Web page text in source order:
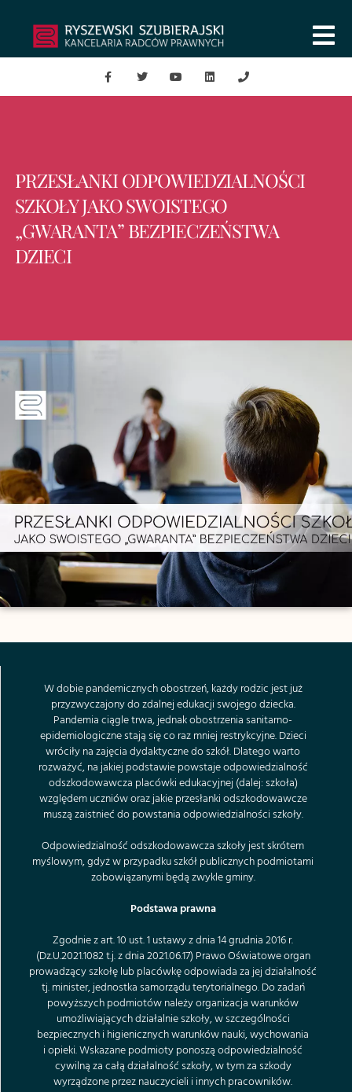
PRZESŁANKI ODPOWIEDZIALNOŚCI
SZKOŁY JAKO SWOISTEGO
„GWARANTA” BEZPIECZEŃSTWA
DZIECI
W dobie pandemicznych obostrzeń, każdy rodzic jest już
przyzwyczajony do zdalnej edukacji swojego dziecka.
Pandemia ciągle trwa, jednak obostrzenia sanitarno-
epidemiologiczne stają się co raz mniej restrykcyjne. Dzieci
wróciły na zajęcia dydaktyczne do szkół. Dlatego warto
rozważyć, na jakiej podstawie powstaje odpowiedzialność
odszkodowawcza placówki edukacyjnej (dalej: szkoła)
względem uczniów oraz jakie przesłanki odszkodowawcze
muszą zaistnieć do powstania odpowiedzialności szkoły.
Odpowiedzialność odszkodowawcza szkoły jest skrótem
myślowym, gdyż w przypadku szkół publicznych podmiotami
zobowiązanymi będą zwykle gminy.
Podstawa prawna
Zgodnie z art. 10 ust. 1 ustawy z dnia 14 grudnia 2016 r.
(Dz.U.2021.1082 t.j. z dnia 2021.06.17) Prawo Oświatowe organ
prowadzący szkołę lub placówkę odpowiada za jej działalność
tj. minister, jednostka samorządu terytorialnego. Do zadań
powyższych podmiotów należy organizacja warunków
umożliwiających działalnie szkoły, w szczególności
bezpiecznych i higienicznych warunków nauki, wychowania
i opieki. Wskazane podmioty ponoszą odpowiedzialność
cywilną za całą działalność szkoły, w tym za szkody
wyrządzone przez nauczycieli i innych pracowników.